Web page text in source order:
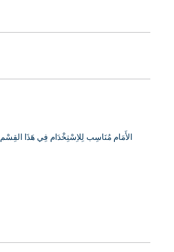
الأَمَام مُنَاسِب لِلاِسْتِخْدَام فِي هَذَا القِسْم